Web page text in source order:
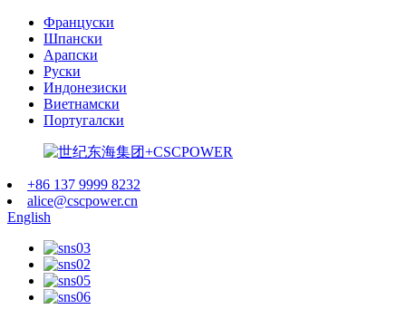
Француски
Шпански
Арапски
Руски
Индонезиски
Виетнамски
Португалски
+86 137 9999 8232
alice@cscpower.cn
English